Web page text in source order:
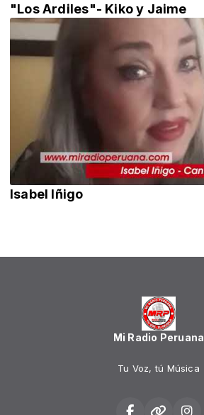
"Los Ardiles"- Kiko y Jaime
Isabel Iñigo
Mi Radio Peruana
Tu Voz, tú Música